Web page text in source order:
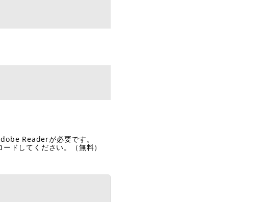
Readerが必要です。
ドしてください。（無料）